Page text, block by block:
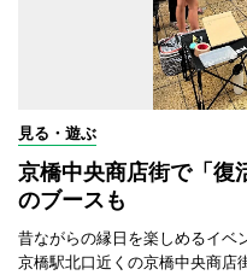
見る・遊ぶ
京橋中央商店街で「
のブースも
昔ながらの縁日を楽しめるイベ
京橋駅北口近くの京橋中央商店